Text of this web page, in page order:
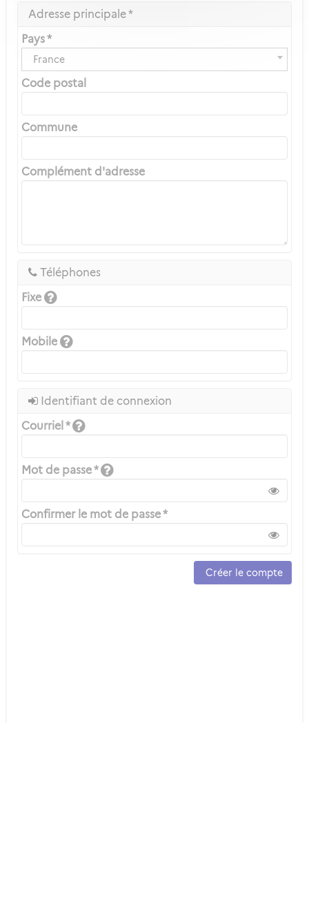
Adresse principale *
Pays *
France
Code postal
Commune
Complément d'adresse
Téléphones
Fixe
Mobile
Identifiant de connexion
Courriel *
Mot de passe *
Confirmer le mot de passe *
Créer le compte